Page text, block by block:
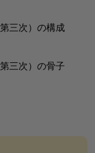
三次）の構成
三次）の骨子